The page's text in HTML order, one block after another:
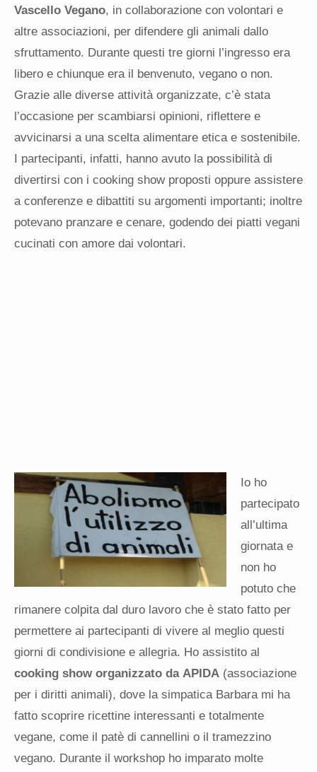
Vascello Vegano, in collaborazione con volontari e
altre associazioni, per difendere gli animali dallo
sfruttamento. Durante questi tre giorni l’ingresso era
libero e chiunque era il benvenuto, vegano o non.
Grazie alle diverse attività organizzate, c’è stata
l’occasione per scambiarsi opinioni, riflettere e
avvicinarsi a una scelta alimentare etica e sostenibile.
I partecipanti, infatti, hanno avuto la possibilità di
divertirsi con i cooking show proposti oppure assistere
a conferenze e dibattiti su argomenti importanti; inoltre
potevano pranzare e cenare, godendo dei piatti vegani
cucinati con amore dai volontari.
Io ho
partecipato
all’ultima
giornata e
non ho
potuto che
rimanere colpita dal duro lavoro che è stato fatto per
permettere ai partecipanti di vivere al meglio questi
giorni di condivisione e allegria. Ho assistito al
cooking show organizzato da APIDA (associazione
per i diritti animali), dove la simpatica Barbara mi ha
fatto scoprire ricettine interessanti e totalmente
vegane, come il patè di cannellini o il tramezzino
vegano. Durante il workshop ho imparato molte